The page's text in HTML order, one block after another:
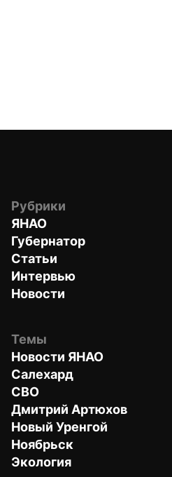
Рубрики
ЯНАО
Губернатор
Статьи
Интервью
Новости
Темы
Новости ЯНАО
Салехард
СВО
Дмитрий Артюхов
Новый Уренгой
Ноябрьск
Экология